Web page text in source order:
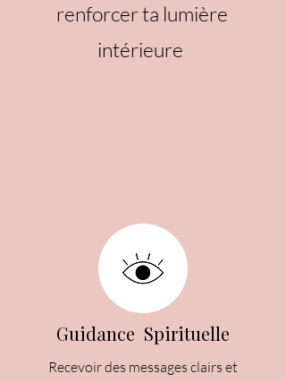
renforcer ta lumière
intérieure
Guidance Spirituelle
Recevoir des messages clairs et